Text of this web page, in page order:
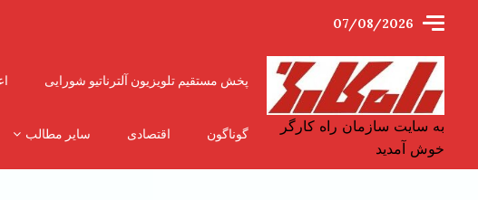
07/08/2026
به سایت سازمان راه کارگر
خوش آمدید
پخش مستقیم تلویزیون آلترناتیو شورایی
گوناگون اقتصادی سایر مطالب